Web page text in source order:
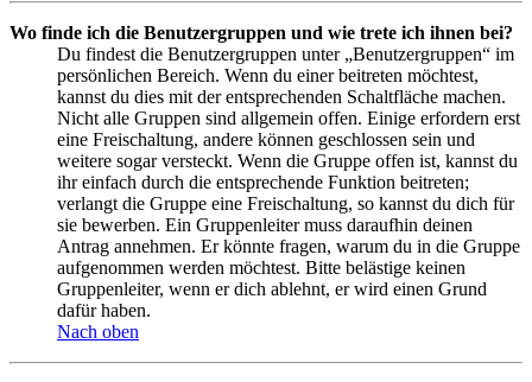
Wo finde ich die Benutzergruppen und wie trete ich ihnen bei?
Du findest die Benutzergruppen unter „Benutzergruppen“ im
persönlichen Bereich. Wenn du einer beitreten möchtest,
kannst du dies mit der entsprechenden Schaltfläche machen.
Nicht alle Gruppen sind allgemein offen. Einige erfordern erst
eine Freischaltung, andere können geschlossen sein und
weitere sogar versteckt. Wenn die Gruppe offen ist, kannst du
ihr einfach durch die entsprechende Funktion beitreten;
verlangt die Gruppe eine Freischaltung, so kannst du dich für
sie bewerben. Ein Gruppenleiter muss daraufhin deinen
Antrag annehmen. Er könnte fragen, warum du in die Gruppe
aufgenommen werden möchtest. Bitte belästige keinen
Gruppenleiter, wenn er dich ablehnt, er wird einen Grund
dafür haben.
Nach oben